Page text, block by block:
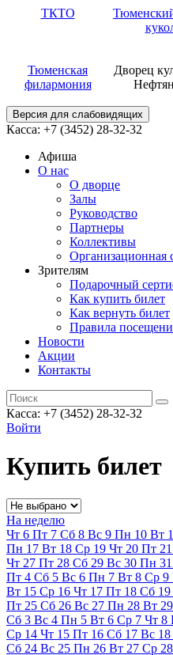
ТКТО
Тюменская
филармония
Дворец
Версия для слабовидящих
Касса: +7 (3452) 28-32-32
Афиша
О нас
О дворце
Залы
Руководство
Партнеры
Коллективы
Организационная
Зрителям
Подарочный
Как купить билет
Как вернуть билет
Правила
Новости
Акции
Контакты
Касса: +7 (3452) 28-32-32
Войти
Купить билет
На неделю
Чт 6 Пт 7 Сб 8 Вс 9 Пн 10 Вт
Пн 17 Вт 18 Ср 19 Чт 20 Пт 21
Чт 27 Пт 28 Сб 29 Вс 30 Пн 31
Пт 4 Сб 5 Вс 6 Пн 7 Вт 8 Ср 9
Вт 15 Ср 16 Чт 17 Пт 18 Сб 19
Пт 25 Сб 26 Вс 27 Пн 28 Вт 29
Сб 3 Вс 4 Пн 5 Вт 6 Ср 7 Чт 8
Ср 14 Чт 15 Пт 16 Сб 17 Вс 18
Сб 24 Вс 25 Пн 26 Вт 27 Ср 28